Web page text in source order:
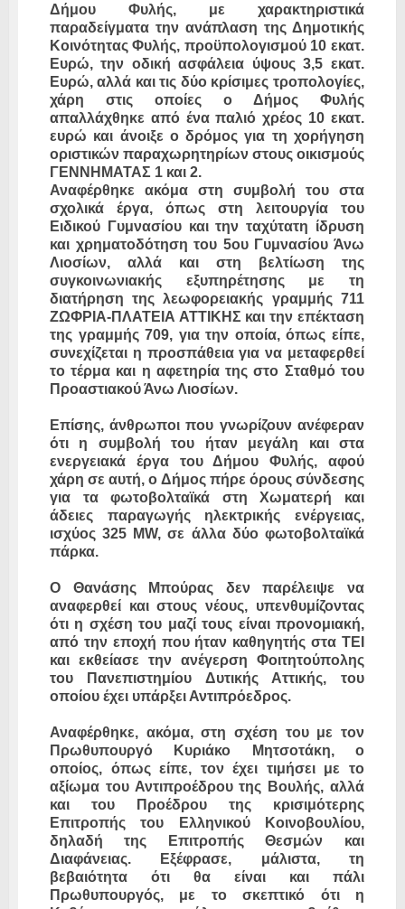
Δήμου Φυλής, με χαρακτηριστικά
παραδείγματα την ανάπλαση της Δημοτικής
Κοινότητας Φυλής, προϋπολογισμού 10 εκατ.
Ευρώ, την οδική ασφάλεια ύψους 3,5 εκατ.
Ευρώ, αλλά και τις δύο κρίσιμες τροπολογίες,
χάρη στις οποίες ο Δήμος Φυλής
απαλλάχθηκε από ένα παλιό χρέος 10 εκατ.
ευρώ και άνοιξε ο δρόμος για τη χορήγηση
οριστικών παραχωρητηρίων στους οικισμούς
ΓΕΝΝΗΜΑΤΑΣ 1 και 2.
Αναφέρθηκε ακόμα στη συμβολή του στα
σχολικά έργα, όπως στη λειτουργία του
Ειδικού Γυμνασίου και την ταχύτατη ίδρυση
και χρηματοδότηση του 5ου Γυμνασίου Άνω
Λιοσίων, αλλά και στη βελτίωση της
συγκοινωνιακής εξυπηρέτησης με τη
διατήρηση της λεωφορειακής γραμμής 711
ΖΩΦΡΙΑ-ΠΛΑΤΕΙΑ ΑΤΤΙΚΗΣ και την επέκταση
της γραμμής 709, για την οποία, όπως είπε,
συνεχίζεται η προσπάθεια για να μεταφερθεί
το τέρμα και η αφετηρία της στο Σταθμό του
Προαστιακού Άνω Λιοσίων.
Επίσης, άνθρωποι που γνωρίζουν ανέφεραν
ότι η συμβολή του ήταν μεγάλη και στα
ενεργειακά έργα του Δήμου Φυλής, αφού
χάρη σε αυτή, ο Δήμος πήρε όρους σύνδεσης
για τα φωτοβολταϊκά στη Χωματερή και
άδειες παραγωγής ηλεκτρικής ενέργειας,
ισχύος 325 MW, σε άλλα δύο φωτοβολταϊκά
πάρκα.
Ο Θανάσης Μπούρας δεν παρέλειψε να
αναφερθεί και στους νέους, υπενθυμίζοντας
ότι η σχέση του μαζί τους είναι προνομιακή,
από την εποχή που ήταν καθηγητής στα ΤΕΙ
και εκθείασε την ανέγερση Φοιτητούπολης
του Πανεπιστημίου Δυτικής Αττικής, του
οποίου έχει υπάρξει Αντιπρόεδρος.
Αναφέρθηκε, ακόμα, στη σχέση του με τον
Πρωθυπουργό Κυριάκο Μητσοτάκη, ο
οποίος, όπως είπε, τον έχει τιμήσει με το
αξίωμα του Αντιπροέδρου της Βουλής, αλλά
και του Προέδρου της κρισιμότερης
Επιτροπής του Ελληνικού Κοινοβουλίου,
δηλαδή της Επιτροπής Θεσμών και
Διαφάνειας. Εξέφρασε, μάλιστα, τη
βεβαιότητα ότι θα είναι και πάλι
Πρωθυπουργός, με το σκεπτικό ότι η